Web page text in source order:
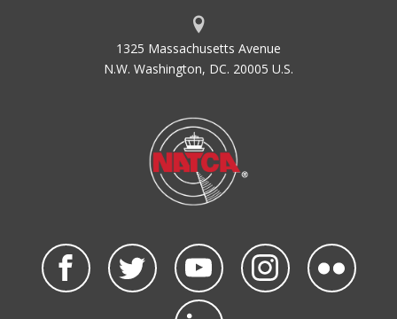
1325 Massachusetts Avenue
N.W. Washington, DC. 20005 U.S.